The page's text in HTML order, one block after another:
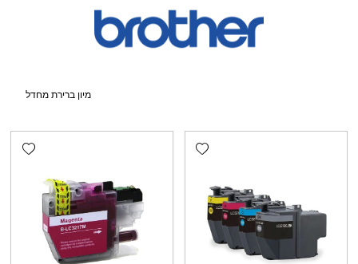
Add wishlist